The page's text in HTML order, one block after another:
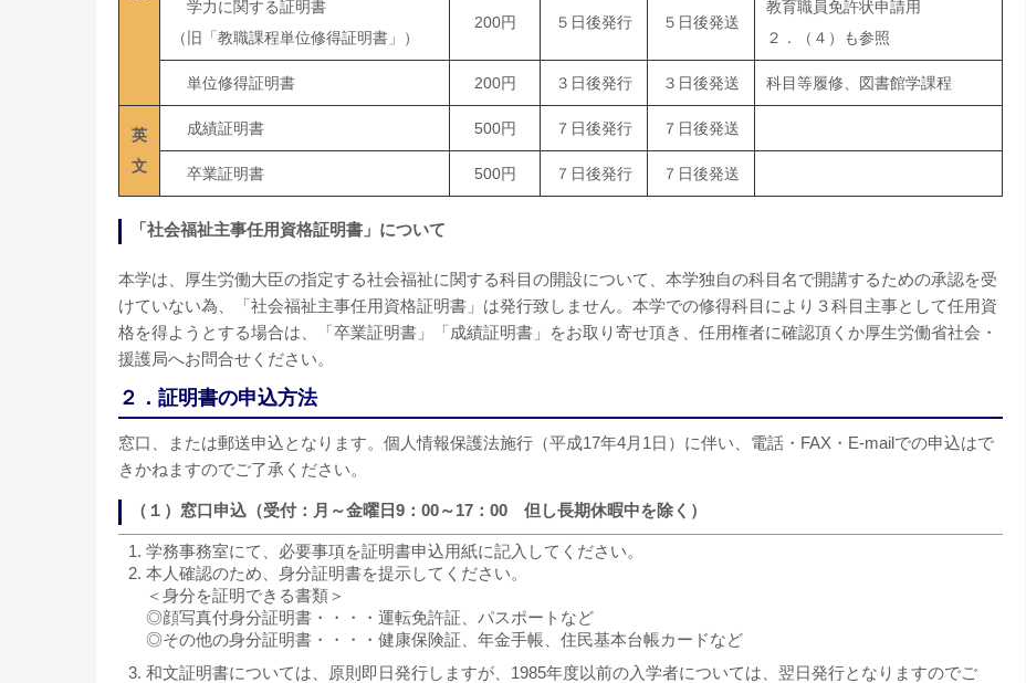
学力に関する証明書
（旧「教職課程単位修得証明書」）
200円 ５日後発行 ５日後発送
教育職員免許状申請用
２．（４）も参照
単位修得証明書 200円 ３日後発行 ３日後発送 科目等履修、図書館学課程
英
文
成績証明書 500円 ７日後発行 ７日後発送
卒業証明書 500円 ７日後発行 ７日後発送
「社会福祉主事任用資格証明書」について
本学は、厚生労働大臣の指定する社会福祉に関する科目の開設について、本学独自の科目名で開講するための承認を受
けていない為、「社会福祉主事任用資格証明書」は発行致しません。本学での修得科目により３科目主事として任用資
格を得ようとする場合は、「卒業証明書」「成績証明書」をお取り寄せ頂き、任用権者に確認頂くか厚生労働省社会・
援護局へお問合せください。
２．証明書の申込方法
窓口、または郵送申込となります。個人情報保護法施行（平成17年4月1日）に伴い、電話・FAX・E-mailでの申込はで
きかねますのでご了承ください。
（１）窓口申込（受付：月～金曜日9：00～17：00 但し長期休暇中を除く）
学務事務室にて、必要事項を証明書申込用紙に記入してください。
本人確認のため、身分証明書を提示してください。
＜身分を証明できる書類＞
◎顔写真付身分証明書・・・・運転免許証、パスポートなど
◎その他の身分証明書・・・・健康保険証、年金手帳、住民基本台帳カードなど
和文証明書については、原則即日発行しますが、1985年度以前の入学者については、翌日発行となりますのでご